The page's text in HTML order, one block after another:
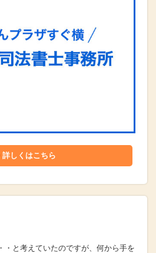
詳しくはこちら
・と考えていたのですが、何から手を